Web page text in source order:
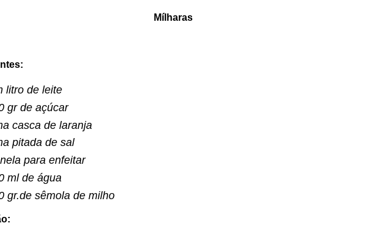
Mílharas
:
litro de leite
gr de açúcar
casca de laranja
pitada de sal
para enfeitar
ml de água
gr.de sêmola de milho